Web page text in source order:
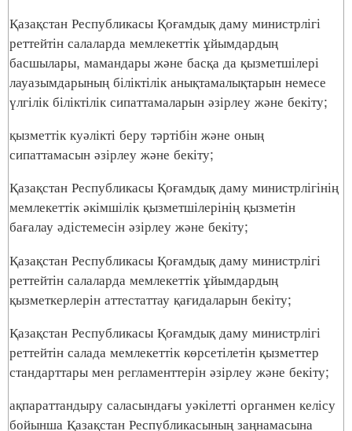
Қазақстан Республикасы Қоғамдық даму министрлігі
реттейтін салаларда мемлекеттік ұйымдардың
басшылары, мамандары және басқа да қызметшілері
лауазымдарының біліктілік анықтамалықтарын немесе
үлгілік біліктілік сипаттамаларын әзірлеу және бекіту;
қызметтік куәлікті беру тәртібін және оның
сипаттамасын әзірлеу және бекіту;
Қазақстан Республикасы Қоғамдық даму министрлігінің
мемлекеттік әкімшілік қызметшілерінің қызметін
бағалау әдістемесін әзірлеу және бекіту;
Қазақстан Республикасы Қоғамдық даму министрлігі
реттейтін салаларда мемлекеттік ұйымдардың
қызметкерлерін аттестаттау қағидаларын бекіту;
Қазақстан Республикасы Қоғамдық даму министрлігі
реттейтін салада мемлекеттік көрсетілетін қызметтер
стандарттары мен регламенттерін әзірлеу және бекіту;
ақпараттандыру саласындағы уәкілетті органмен келісу
бойынша Қазақстан Республикасының заңнамасына